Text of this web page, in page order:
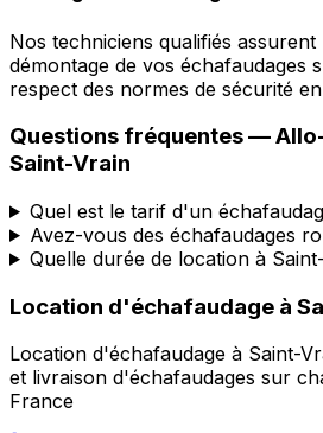
Nos techniciens qualifiés
démontage de vos échafaudages
respect des normes de sécurité
Questions fréquentes —
Saint-Vrain
Quel est le tarif d'un
Avez-vous des échafaudages
Quelle durée de location à
Location d'échafaudage à
Location d'échafaudage à Saint-
et livraison d'échafaudages sur
France